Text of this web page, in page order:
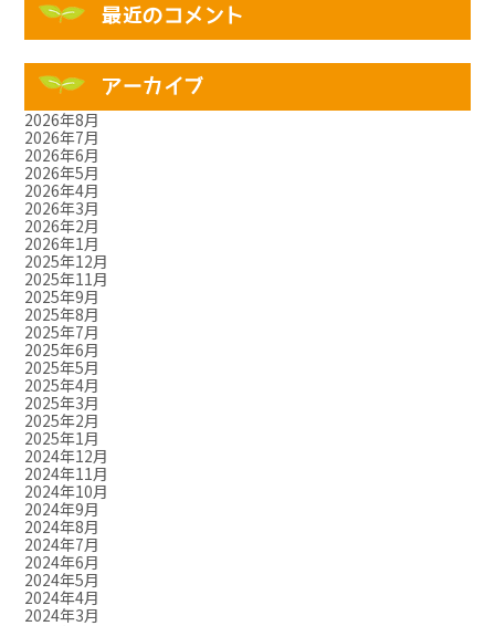
最近のコメント
アーカイブ
2026年8月
2026年7月
2026年6月
2026年5月
2026年4月
2026年3月
2026年2月
2026年1月
2025年12月
2025年11月
2025年9月
2025年8月
2025年7月
2025年6月
2025年5月
2025年4月
2025年3月
2025年2月
2025年1月
2024年12月
2024年11月
2024年10月
2024年9月
2024年8月
2024年7月
2024年6月
2024年5月
2024年4月
2024年3月